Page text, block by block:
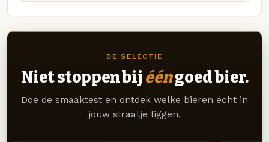
DE SELECTIE
Niet stoppen bij ééngoed bier.
Doe de smaaktest en ontdek welke bieren écht in
jouw straatje liggen.